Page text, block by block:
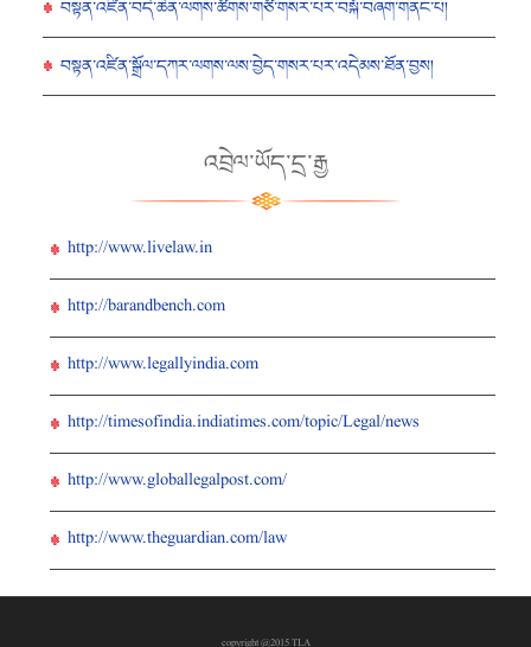
བསྟན་འཛིན་བདེ་ཆེན་ལགས་ཚོགས་གཙོ་གསར་པར་བསྐོ་བཞག་གནང་པ།
བསྟན་འཛིན་སྒྲོལ་དཀར་ལགས་ལས་བྱེད་གསར་པར་འདེམས་ཐོན་བྱས།
འབྲེལ་ཡོད་དྲ་རྒྱ
http://www.livelaw.in
http://barandbench.com
http://www.legallyindia.com
http://timesofindia.indiatimes.com/topic/Legal/news
http://www.globallegalpost.com/
http://www.theguardian.com/law